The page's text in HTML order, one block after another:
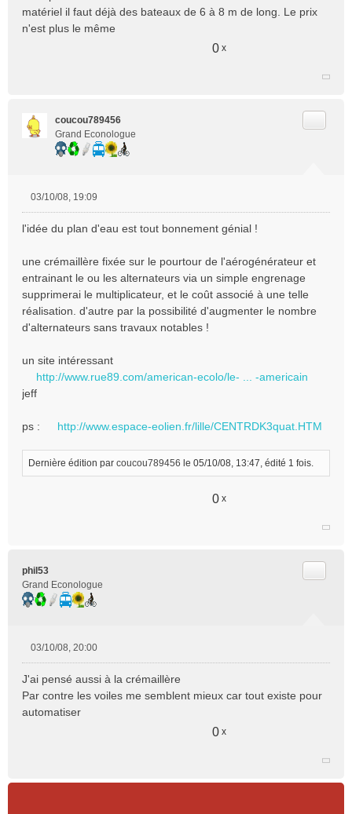
matériel il faut déjà des bateaux de 6 à 8 m de long. Le prix
n'est plus le même
0 x
coucou789456
Grand Econologue
s
a
g
e
n
u
03/10/08, 19:09
l'idée du plan d'eau est tout bonnement génial !
une crémaillère fixée sur le pourtour de l'aérogénérateur et
entrainant le ou les alternateurs via un simple engrenage
supprimerai le multiplicateur, et le coût associé à une telle
réalisation. d'autre par la possibilité d'augmenter le nombre
d'alternateurs sans travaux notables !
un site intéressant
http://www.rue89.com/american-ecolo/le- ... -americain
jeff
ps : http://www.espace-eolien.fr/lille/CENTRDK3quat.HTM
Dernière édition par coucou789456 le 05/10/08, 13:47, édité 1 fois.
0 x
phil53
Grand Econologue
s
s
a
n
03/10/08, 20:00
J'ai pensé aussi à la crémaillère
Par contre les voiles me semblent mieux car tout existe pour
automatiser
0 x